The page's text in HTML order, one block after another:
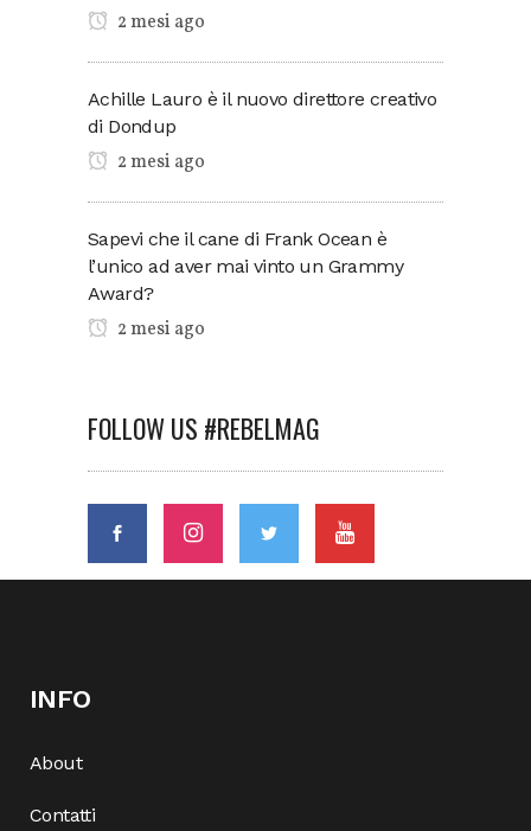
2 mesi ago
Achille Lauro è il nuovo direttore creativo
di Dondup
2 mesi ago
Sapevi che il cane di Frank Ocean è
l’unico ad aver mai vinto un Grammy
Award?
2 mesi ago
FOLLOW US #REBELMAG
INFO
About
Contatti